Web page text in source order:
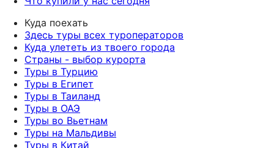
Куда поехать
Здесь туры всех туроператоров
Куда улететь из твоего города
Страны - выбор курорта
Туры в Турцию
Туры в Египет
Туры в Таиланд
Туры в ОАЭ
Туры во Вьетнам
Туры на Мальдивы
Туры в Китай